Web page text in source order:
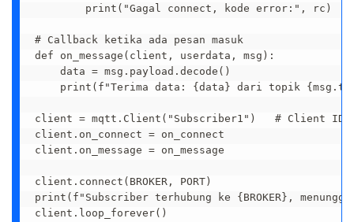
print("Gagal connect, kode error:", rc)
# Callback ketika ada pesan masuk
def on_message(client, userdata, msg):
data = msg.payload.decode()
print(f"Terima data: {data} dari topik
client = mqtt.Client("Subscriber1")   # Client ID
client.on_connect = on_connect
client.on_message = on_message
client.connect(BROKER, PORT)
print(f"Subscriber terhubung ke {BROKER},
client.loop_forever()